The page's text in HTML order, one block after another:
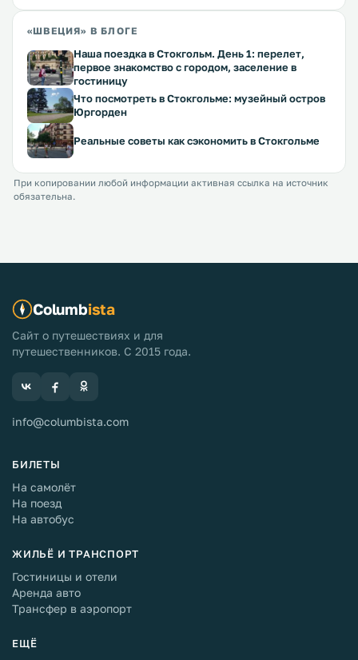
«ШВЕЦИЯ» В БЛОГЕ
Наша поездка в Стокгольм. День 1: перелет,
первое знакомство с городом, заселение в
гостиницу
Что посмотреть в Стокгольме: музейный остров
Юргорден
Реальные советы как сэкономить в Стокгольме
При копировании любой информации активная ссылка на источник
обязательна.
Columbista
Сайт о путешествиях и для
путешественников. С 2015 года.
info@columbista.com
БИЛЕТЫ
На самолёт
На поезд
На автобус
ЖИЛЬЁ И ТРАНСПОРТ
Гостиницы и отели
Аренда авто
Трансфер в аэропорт
ЕЩЁ